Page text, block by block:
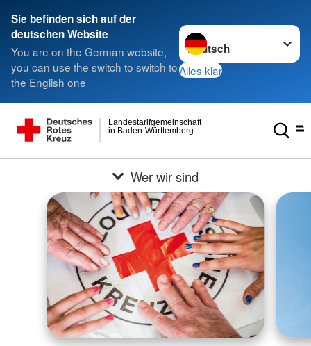
Sie befinden sich auf der
deutschen Website
You are on the German website,
you can use the switch to switch to
the English one
Sprache wechseln zu
Alles klar
in Baden-Württemberg
Landestarifgemeinschaft
Wer wir sind